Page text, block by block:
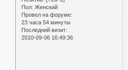
Пол: Женский
Провел на форуме:
23 часа 54 минуты
Последний визит:
2010-09-06 16:49:36